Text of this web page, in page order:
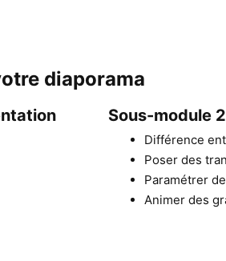
diaporama
Sous-module
Différence
Poser des
Paramétrer
Animer des